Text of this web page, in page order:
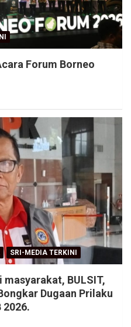
Forum Borneo
SRI-MEDIA TERKINI
masyarakat, BULSIT,
Dugaan Prilaku
2026.